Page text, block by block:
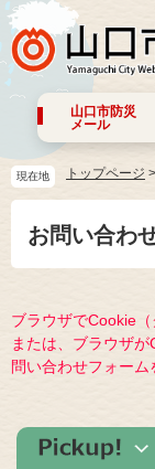
山口市防災
メール
現在地 トップページ >
お問い合わ
ブラウザでCookie
または、ブラウザ
問い合わせフォーム